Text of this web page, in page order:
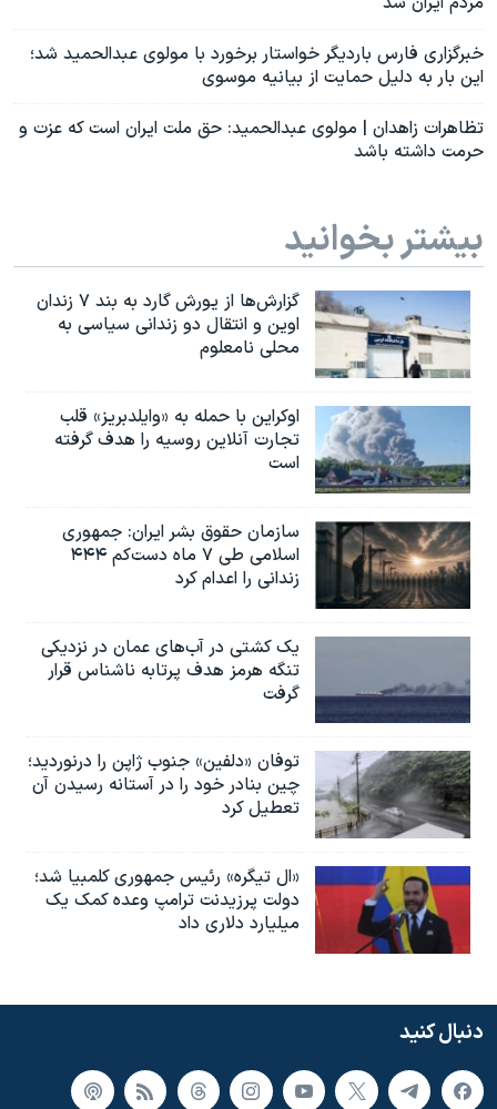
خبرگزاری فارس باردیگر خواستار برخورد با مولوی عبدالحمید شد؛
این بار به دلیل حمایت از بیانیه موسوی
تظاهرات زاهدان | مولوی عبدالحمید: حق ملت ایران است که عزت و
حرمت داشته باشد
بیشتر بخوانید
گزارش‌ها از یورش گارد به بند ۷ زندان
اوین و انتقال دو زندانی سیاسی به
محلی نامعلوم
اوکراین با حمله به «وایلدبریز» قلب
تجارت آنلاین روسیه را هدف گرفته
است
سازمان حقوق بشر ایران: جمهوری
اسلامی طی ۷ ماه دست‌کم ۴۴۴
زندانی را اعدام کرد
یک کشتی در آب‌های عمان در نزدیکی
تنگه هرمز هدف پرتابه ناشناس قرار
گرفت
توفان «دلفین» جنوب ژاپن را درنوردید؛
چین بنادر خود را در آستانه رسیدن آن
تعطیل کرد
«ال تیگره» رئیس جمهوری کلمبیا شد؛
دولت پرزیدنت ترامپ وعده کمک یک
میلیارد دلاری داد
دنبال کنید